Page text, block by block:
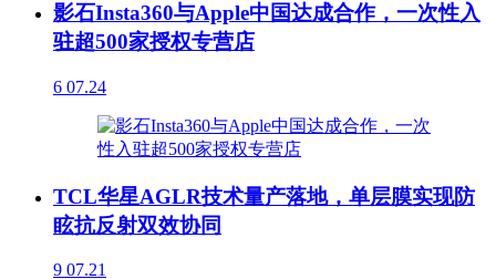
影石Insta360与Apple中国达成合作，一次性入
驻超500家授权专营店
6 07.24
TCL华星AGLR技术量产落地，单层膜实现防
眩抗反射双效协同
9 07.21